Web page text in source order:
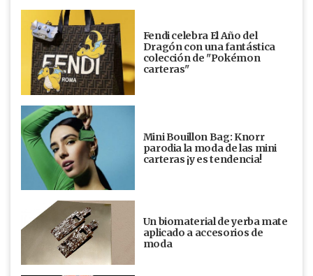
Fendi celebra El Año del
Dragón con una fantástica
colección de "Pokémon
carteras"
Mini Bouillon Bag: Knorr
parodia la moda de las mini
carteras ¡y es tendencia!
Un biomaterial de yerba mate
aplicado a accesorios de
moda